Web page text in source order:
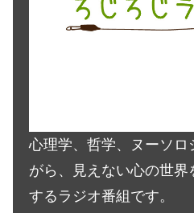
心理学、哲学、ヌーソロ
がら、見えない心の世
するラジオ番組です。